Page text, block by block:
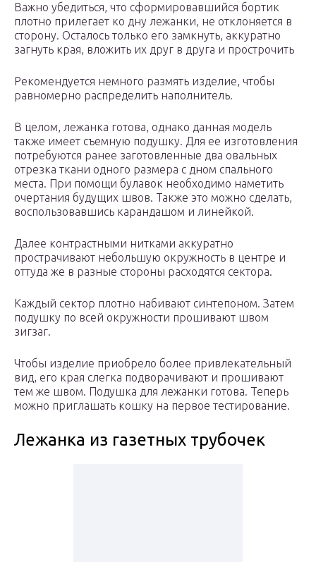
Важно убедиться, что сформировавшийся бортик
плотно прилегает ко дну лежанки, не отклоняется в
сторону. Осталось только его замкнуть, аккуратно
загнуть края, вложить их друг в друга и прострочить
Рекомендуется немного размять изделие, чтобы
равномерно распределить наполнитель.
В целом, лежанка готова, однако данная модель
также имеет съемную подушку. Для ее изготовления
потребуются ранее заготовленные два овальных
отрезка ткани одного размера с дном спального
места. При помощи булавок необходимо наметить
очертания будущих швов. Также это можно сделать,
воспользовавшись карандашом и линейкой.
Далее контрастными нитками аккуратно
прострачивают небольшую окружность в центре и
оттуда же в разные стороны расходятся сектора.
Каждый сектор плотно набивают синтепоном. Затем
подушку по всей окружности прошивают швом
зигзаг.
Чтобы изделие приобрело более привлекательный
вид, его края слегка подворачивают и прошивают
тем же швом. Подушка для лежанки готова. Теперь
можно приглашать кошку на первое тестирование.
Лежанка из газетных трубочек